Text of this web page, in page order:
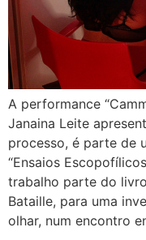
A performance
Janaina Leite
processo, é parte de
“Ensaios
trabalho parte do
Bataille, para uma
olhar, num encontro